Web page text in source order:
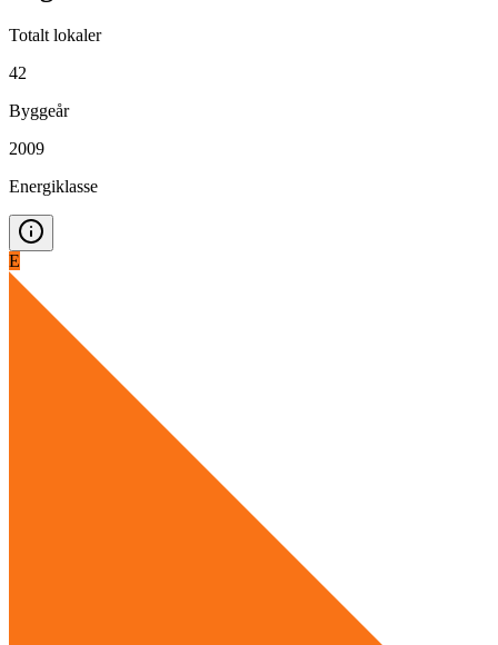
Totalt lokaler
42
Byggeår
2009
Energiklasse
E